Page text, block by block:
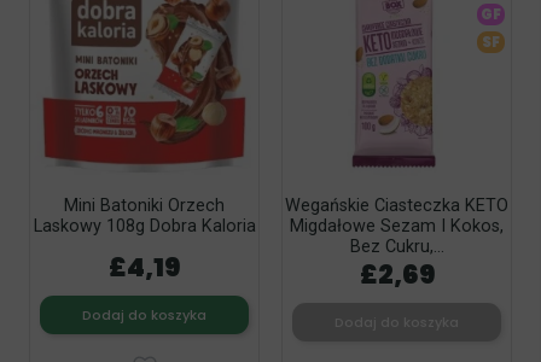
Mini Batoniki Orzech
Laskowy 108g Dobra Kaloria
£4,19
Dodaj do koszyka
Wegańskie Ciasteczka KETO
Migdałowe Sezam I Kokos,
Bez Cukru,...
£2,69
GF
SF